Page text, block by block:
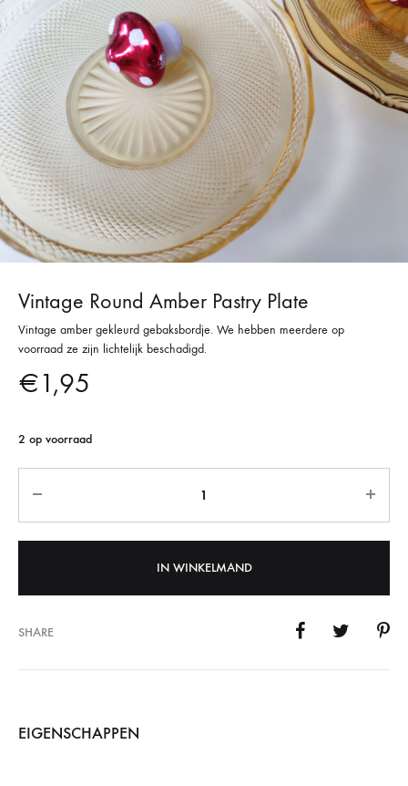
Vintage Round Amber Pastry Plate
Vintage amber gekleurd gebaksbordje. We hebben meerdere op
voorraad ze zijn lichtelijk beschadigd.
€1,95
2 op voorraad
IN WINKELMAND
SHARE
EIGENSCHAPPEN